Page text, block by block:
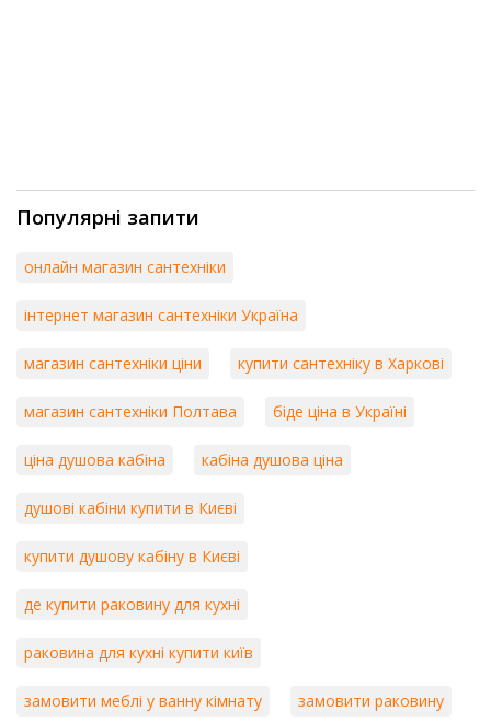
Популярні запити
онлайн магазин сантехніки
інтернет магазин сантехніки Україна
магазин сантехніки ціни купити сантехніку в Харкові
магазин сантехніки Полтава біде ціна в Україні
ціна душова кабіна кабіна душова ціна
душові кабіни купити в Києві
купити душову кабіну в Києві
де купити раковину для кухні
раковина для кухні купити київ
замовити меблі у ванну кімнату замовити раковину